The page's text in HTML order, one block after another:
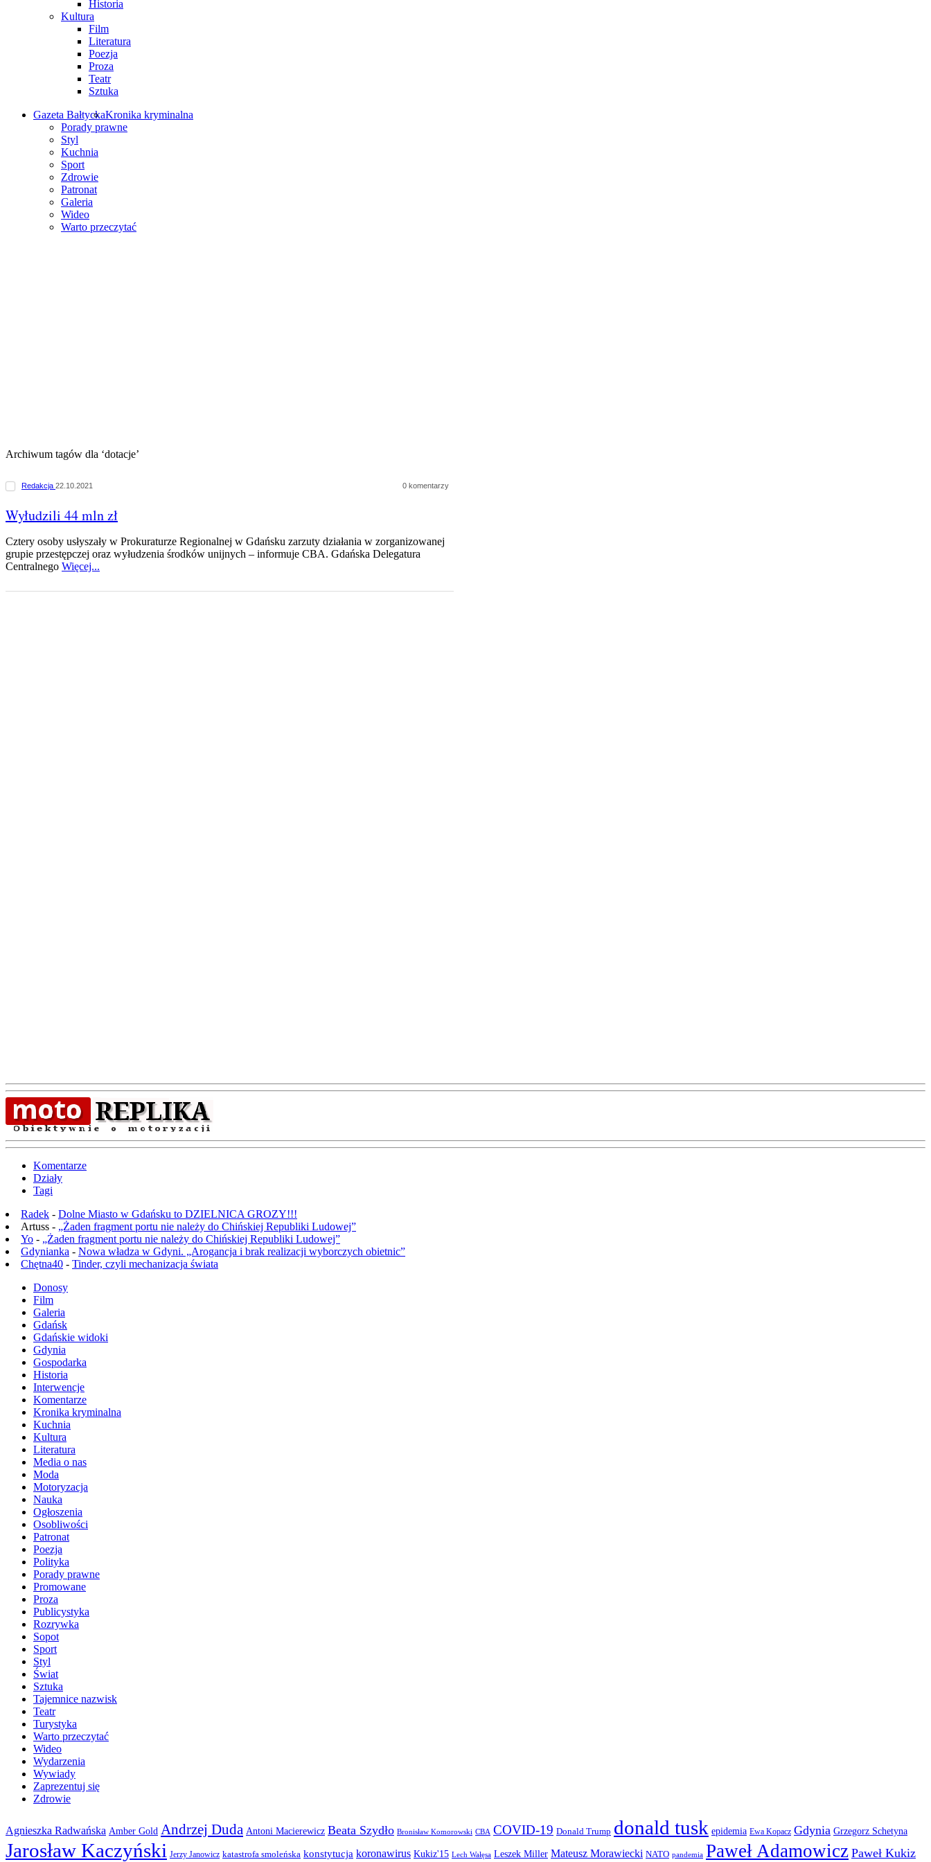
Historia
Kultura
Film
Literatura
Poezja
Proza
Teatr
Sztuka
Gazeta BałtyckaKronika kryminalna
Porady prawne
Styl
Kuchnia
Sport
Zdrowie
Patronat
Galeria
Wideo
Warto przeczytać
Archiwum tagów dla ‘dotacje’
Redakcja 22.10.2021 0 komentarzy
Wyłudzili 44 mln zł
Cztery osoby usłyszały w Prokuraturze Regionalnej w Gdańsku zarzuty działania w zorganizowanej
grupie przestępczej oraz wyłudzenia środków unijnych – informuje CBA. Gdańska Delegatura
Centralnego Więcej...
Komentarze
Działy
Tagi
Radek - Dolne Miasto w Gdańsku to DZIELNICA GROZY!!!
Artuss - „Żaden fragment portu nie należy do Chińskiej Republiki Ludowej”
Yo - „Żaden fragment portu nie należy do Chińskiej Republiki Ludowej”
Gdynianka - Nowa władza w Gdyni. „Arogancja i brak realizacji wyborczych obietnic”
Chętna40 - Tinder, czyli mechanizacja świata
Donosy
Film
Galeria
Gdańsk
Gdańskie widoki
Gdynia
Gospodarka
Historia
Interwencje
Komentarze
Kronika kryminalna
Kuchnia
Kultura
Literatura
Media o nas
Moda
Motoryzacja
Nauka
Ogłoszenia
Osobliwości
Patronat
Poezja
Polityka
Porady prawne
Promowane
Proza
Publicystyka
Rozrywka
Sopot
Sport
Styl
Świat
Sztuka
Tajemnice nazwisk
Teatr
Turystyka
Warto przeczytać
Wideo
Wydarzenia
Wywiady
Zaprezentuj się
Zdrowie
Agnieszka Radwańska Amber Gold Andrzej Duda Antoni Macierewicz Beata Szydło Bronisław Komorowski CBA COVID-19 Donald Trump donald tusk epidemia Ewa Kopacz Gdynia Grzegorz Schetyna
Jarosław Kaczyński Jerzy Janowicz katastrofa smoleńska konstytucja koronawirus Kukiz'15 Lech Wałęsa Leszek Miller Mateusz Morawiecki NATO pandemia Paweł Adamowicz Paweł Kukiz